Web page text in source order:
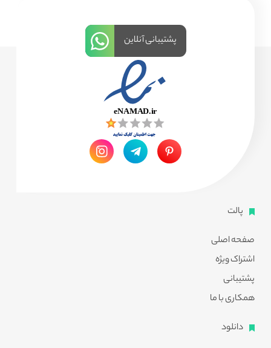
پالت
صفحه اصلی
اشتراک ویژه
پشتیبانی
همکاری با ما
دانلود
پشتیبانی آنلاین